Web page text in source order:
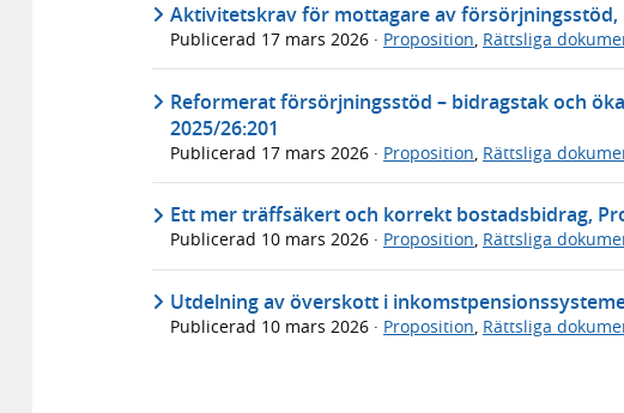
Aktivitetskrav för mottagare av försörjningsstöd,
Publicerad 17 mars 2026 · Proposition, Rättsliga
Reformerat försörjningsstöd – bidragstak och
2025/26:201
Publicerad 17 mars 2026 · Proposition Rättsliga
Ett mer träffsäkert och korrekt bostadsbidrag,
Publicerad 10 mars 2026 · Proposition, Rättsliga
Utdelning av överskott i
Publicerad 10 mars 2026 · Proposition, Rättsliga